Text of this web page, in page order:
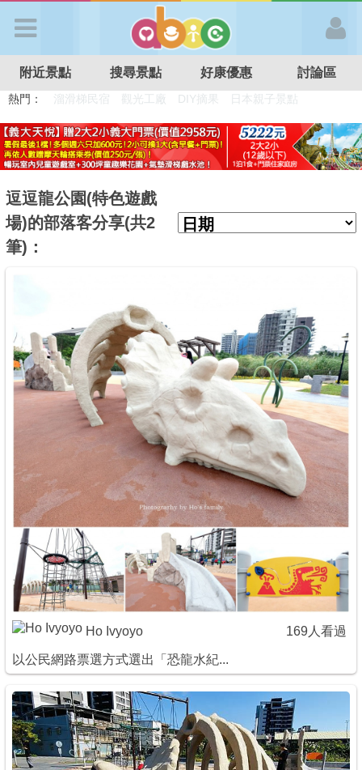
APP登入
首 頁
好康優惠
最新留言
商家合作
推薦景點
討論區
聯絡我們
APP下載
附近景點 搜尋景點 好康優惠 討論區
熱門： 溜滑梯民宿 觀光工廠 DIY摘果
日本親子景點
逗逗龍公園(特色遊戲
場)的部落客分享(共2
筆)：
Ho Ivyoyo 169人看過
以公民網路票選方式選出「恐龍水紀...